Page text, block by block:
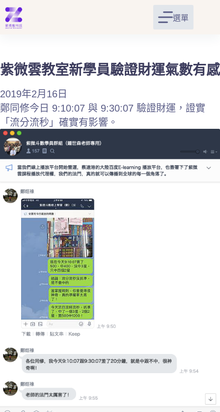
跳
至
主
容
選單
紫微雲教室新學員驗證財運氣數有感
2019年2月16日
鄭同修今日 9:10:07 與 9:30:07 驗證財運，證實
「流分流秒」確實有影響。